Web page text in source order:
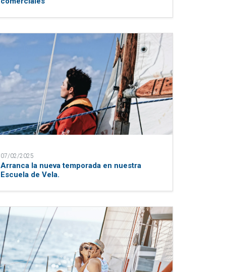
07/02/2025
Arranca la nueva temporada en nuestra
Escuela de Vela.